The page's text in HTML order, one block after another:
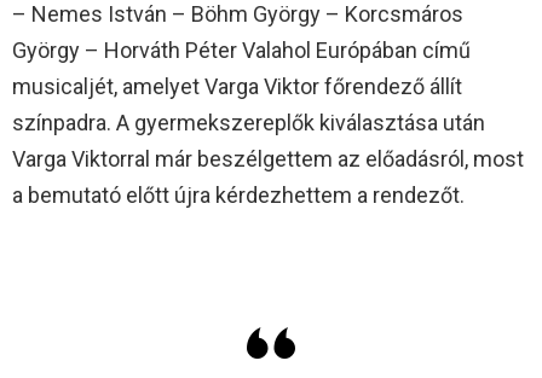
– Nemes István – Böhm György – Korcsmáros
György – Horváth Péter Valahol Európában című
musicaljét, amelyet Varga Viktor főrendező állít
színpadra. A gyermekszereplők kiválasztása után
Varga Viktorral már beszélgettem az előadásról, most
a bemutató előtt újra kérdezhettem a rendezőt.